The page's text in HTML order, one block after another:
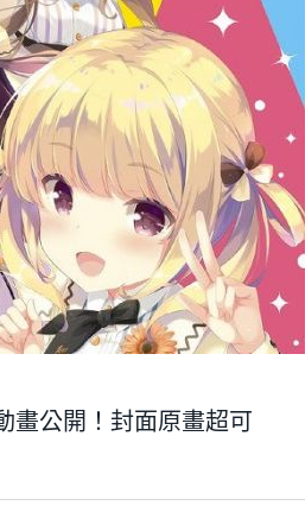
畫公開！封面原畫超可